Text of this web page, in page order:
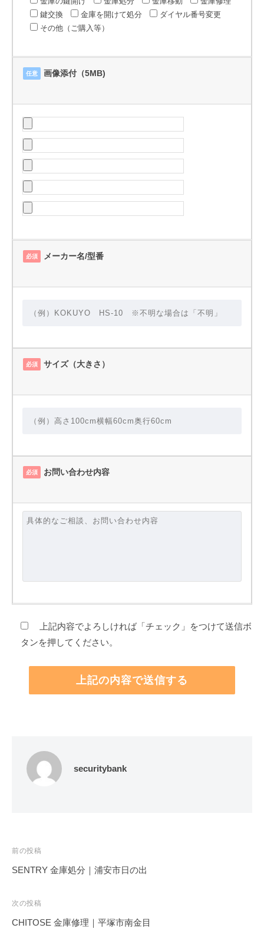
鍵交換
金庫を開けて処分
ダイヤル番号変更
その他（ご購入等）
任意 画像添付（5MB)
必須 メーカー名/型番
必須 サイズ（大きさ）
必須 お問い合わせ内容
上記内容でよろしければ「チェック」をつけて送信ボ
タンを押してください。
securitybank
投
稿
ビ
ゲ
前の投稿
SENTRY 金庫処分｜浦安市日の出
次の投稿
CHITOSE 金庫修理｜平塚市南金目